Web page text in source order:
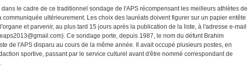
dans le cadre de ce traditionnel sondage de l'APS récompensant les meilleurs athlètes de
communiquée ultérieurement. Les choix des lauréats doivent figurer sur un papier entête
et parvenir, au plus tard 15 jours après la publication de la liste, à l'adresse e-mail
). Ce sondage porte, depuis 1987, le nom du défunt Brahim
de l'APS disparu au cours de la même année. Il avait occupé plusieurs postes, en
sportive, passant par le service culturel avant d'être nommé correspondant de